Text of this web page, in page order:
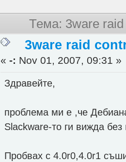
Тема: 3ware
3ware raid
«-: Nov 01, 2007, 09:31 »
Здравейте,
проблема ми е ,че
Slackware-то ги вижда
Пробвах с 4.0r0,4.0r1